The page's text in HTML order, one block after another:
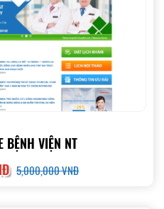
BỆNH VIỆN NT
5,000,000 VNĐ